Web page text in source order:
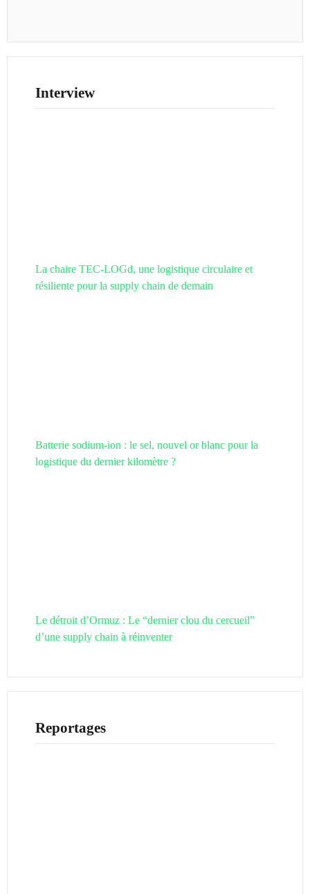
Interview
La chaire TEC-LOGd, une logistique circulaire et
résiliente pour la supply chain de demain
Batterie sodium-ion : le sel, nouvel or blanc pour la
logistique du dernier kilomètre ?
Le détroit d’Ormuz : Le “dernier clou du cercueil”
d’une supply chain à réinventer
Reportages